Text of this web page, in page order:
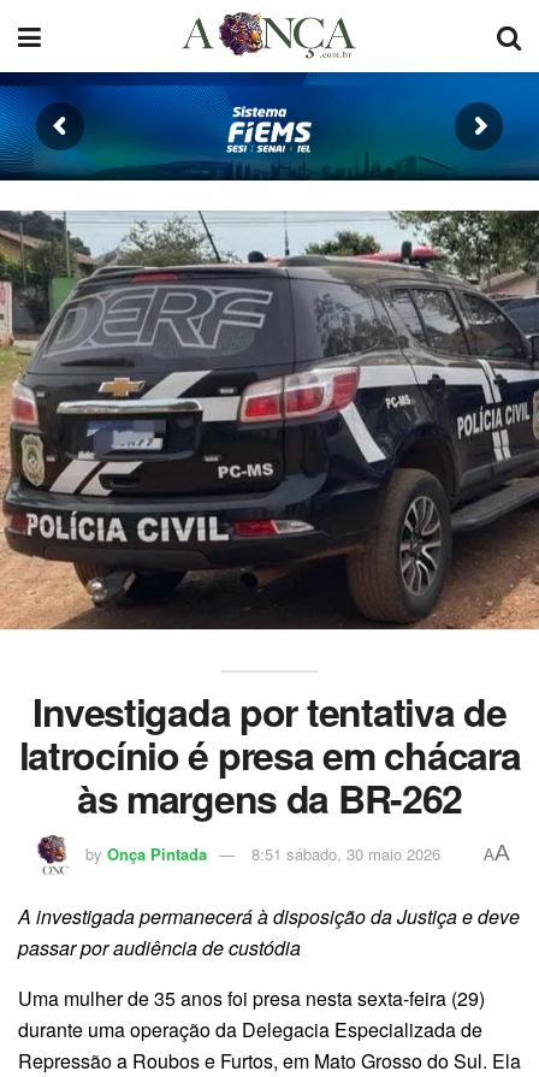
Investigada por tentativa de
latrocínio é presa em chácara
às margens da BR-262
by Onça Pintada 8:51 sábado, 30 maio 2026 AA
A investigada permanecerá à disposição da Justiça e deve
passar por audiência de custódia
Uma mulher de 35 anos foi presa nesta sexta-feira (29)
durante uma operação da Delegacia Especializada de
Repressão a Roubos e Furtos, em Mato Grosso do Sul. Ela